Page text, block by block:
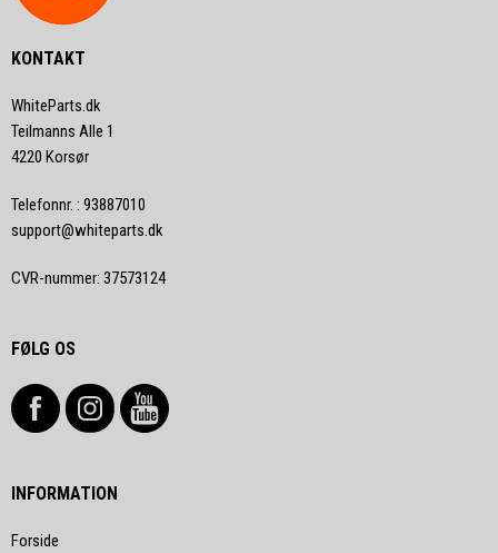
KONTAKT
WhiteParts.dk
Teilmanns Alle 1
4220 Korsør
Telefonnr. : 93887010
support@whiteparts.dk
CVR-nummer: 37573124
FØLG OS
INFORMATION
Forside